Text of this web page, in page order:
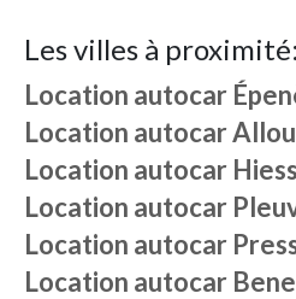
Les villes à proximité:
Location autocar
Location autocar
Location autocar
Location autocar
Location autocar
Location autocar